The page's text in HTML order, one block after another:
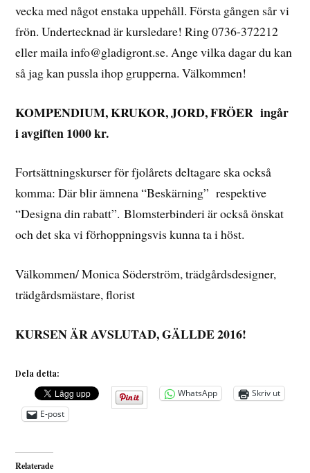
vecka med något enstaka uppehåll. Första gången sår vi
frön. Undertecknad är kursledare! Ring 0736-372212
eller maila info@gladigront.se. Ange vilka dagar du kan
så jag kan pussla ihop grupperna. Välkommen!
KOMPENDIUM, KRUKOR, JORD, FRÖER ingår
i avgiften 1000 kr.
Fortsättningskurser för fjolårets deltagare ska också
komma: Där blir ämnena “Beskärning” respektive
“Designa din rabatt”. Blomsterbinderi är också önskat
och det ska vi förhoppningsvis kunna ta i höst.
Välkommen/ Monica Söderström, trädgårdsdesigner,
trädgårdsmästare, florist
KURSEN ÄR AVSLUTAD, GÄLLDE 2016!
Dela detta:
WhatsApp
Skriv ut
E-post
Relaterade